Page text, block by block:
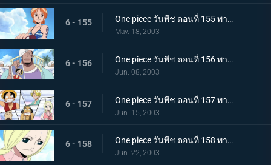
6 - 155 One piece วันพีช ตอนที่ 155 พากย์ไทย สถานที่ศักดิ์สิทธิ์ต้องห้าม! เกาะของเทพพระเจ้า กับ โทษทัณฑ์จากสวรรค์
May. 18, 2003
6 - 156 One piece วันพีช ตอนที่ 156 พากย์ไทย ทำผิดกฎหมายอย่างงั้นหรอ? กฎหมายแห่งสกายเปียร์
Jun. 08, 2003
6 - 157 One piece วันพีช ตอนที่ 157 พากย์ไทย ต้องหนีไปให้ได้แล้วล่ะสิ บทลงโทษขั้นแรกจากเทพเจ้า
Jun. 15, 2003
6 - 158 One piece วันพีช ตอนที่ 158 พากย์ไทย กับดักที่ถนนเลิฟลี่! ก็อดเอเนล "ผู้ปราดเปรื่อง"
Jun. 22, 2003